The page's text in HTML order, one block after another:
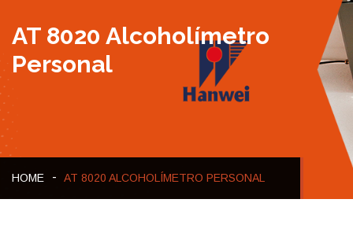
AT 8020 Alcoholímetro
Personal
HOME AT 8020 ALCOHOLÍMETRO PERSONAL